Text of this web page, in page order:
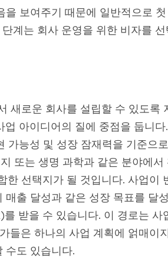
보여주기 때문에 일반적으로
계는 회사 운영을 위한 비자를
새로운 회사를 설립할 수 있도록
아이디어의 질에 중점을 둡니
가능성 및 성장 잠재력을 기준으
또는 생명 과학과 같은 분야에서
선택지가 될 것입니다. 사업이
출 달성과 같은 성장 목표를 달
받을 수 있습니다. 이 경로는 사
들은 하나의 사업 계획에 얽매이
수도 있습니다.